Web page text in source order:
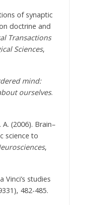
of synaptic
doctrine and
Transactions
Sciences,
mind:
ourselves.
(2006). Brain–
science to
,
Vinci’s studies
482-485.